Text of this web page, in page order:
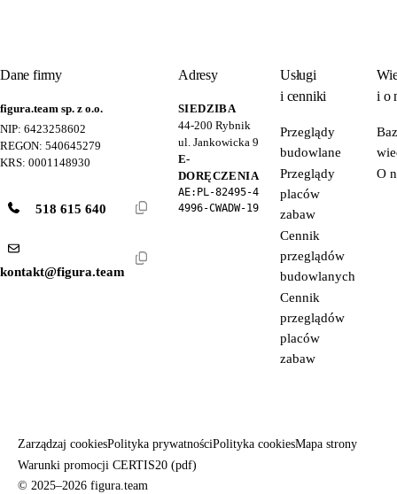
Dane firmy
figura.team sp. z o.o.
NIP: 6423258602
REGON: 540645279
KRS: 0001148930
518 615 640
kontakt@figura.team
Adresy
SIEDZIBA
44-200 Rybnik
ul. Jankowicka 9
E-
DORĘCZENIA
AE:PL-82495-4
4996-CWADW-19
Usługi
i cenniki
Przeglądy
budowlane
Przeglądy
placów
zabaw
Cennik
przeglądów
budowlanych
Cennik
przeglądów
placów
zabaw
i o
O
Zarządzaj cookiesPolityka prywatnościPolityka cookiesMapa strony
Warunki promocji CERTIS20 (pdf)
© 2025–2026 figura.team